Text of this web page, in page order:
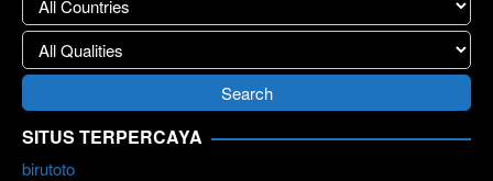
SITUS TERPERCAYA
birutoto